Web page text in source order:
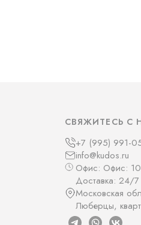
СВЯЖИТЕСЬ С
+7 (995) 991-
info@kudos.ru
Офис: Офис:
Доставка: 24/7
Московская
Люберцы,